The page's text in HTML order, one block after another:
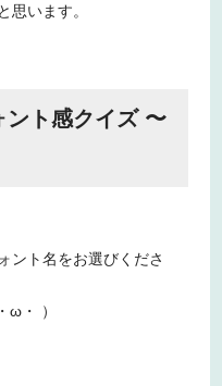
思います。
ント感クイズ 〜
ント名をお選びくださ
ω・ ）